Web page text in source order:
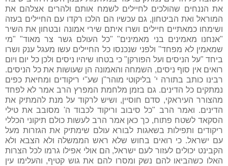
את הננחים שהולכים לחיילים לשמח אותם ולהרים אצלהם את
המוראל ואת הביטחון, גם עכשיו הם הלכו רקדו עם החיילים בעזה
ושימחו כמאתיים חיילים ושרו איתם שירי אמונה ובטחון את השיר
"אנחנו מאמינים בני מאמינים" "כל העולם גשר צר מאוד" "מי
שמאמין לא מפחד'' ולפני שנכנסו כל החיילים עשו מעגל ענק ושרו
ביחד "על הניסים ועל הפורקן" כי בטחו שיהיו ניסים ולכן כל יום ויום
רואים אין סוף ניסים, השמחה והאמונה הן שעושות את כל הניסים.
רבינו כותב בתורה י' בליקוטי מוהר"ן שע''י ריקודים ומחיאת כפים
נמתקים כל הדינים. גם בזמן מלחמת המפרץ הרב אמר לא לפחד
מהצורר העיראקי, סדם חוסיין, ושיש לרקוד על מנת להמתיק את
הדינים. ואמר הרב "כל סיבוב וריקוד לכבוד ה' מסובב את טילי
הסקאד לשטח פתוח, כך כאן אמר הרב לעשות כולם תיקוני הכללי
ריקודים ותפילות בשאגות לבורא עולם שימתיק את הגזרות מעל
עם ישראל. כי רואים בחוש שלא ראש הממשלה ולא הצבא ולא
הקבינט יכולים לעזור לעם ישראל, הם אולי אפילו גרמו לכל הצרות
האלו כשהביאו להם נשק ומסרו להם את גוש קטיף, והעלימו עין